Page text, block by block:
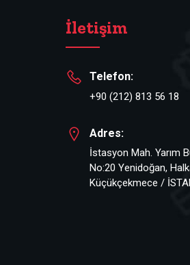
İletişim
Telefon:
+90 (212) 813 56 18
Adres:
İstasyon Mah. Yarım
No:20 Yenidoğan,
Küçükçekmece /